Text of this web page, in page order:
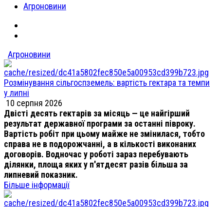
Агроновини
Агроновини
Розмінування сільгоспземель: вартість гектара та темпи
у липні
10 серпня 2026
Двісті десять гектарів за місяць — це найгірший
результат державної програми за останні півроку.
Вартість робіт при цьому майже не змінилася, тобто
справа не в подорожчанні, а в кількості виконаних
договорів. Водночас у роботі зараз перебувають
ділянки, площа яких у п'ятдесят разів більша за
липневий показник.
Більше інформації